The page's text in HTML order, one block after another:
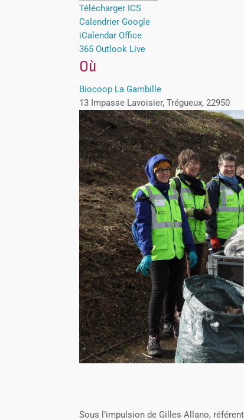
Télécharger ICS
Calendrier Google
iCalendar Office
365 Outlook Live
Où
Biocoop La Gambille
13 Impasse Lavoisier, Trégueux, 22950
Sous l’impulsion de Gilles Allano,